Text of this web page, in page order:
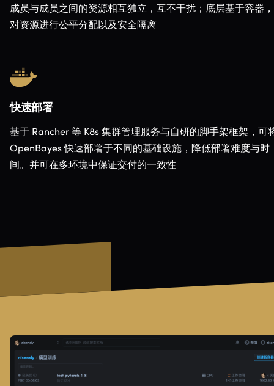
成员与成员之间的资源相互独立，互不干扰；底层基于容器
对资源进行公平分配以及安全隔离
快速部署
基于 Rancher 等 K8s 集群管理服务与自研的脚手架框架，可
OpenBayes 快速部署于不同的基础设施，降低部署难度与时
间。并可在多环境中保证交付的一致性